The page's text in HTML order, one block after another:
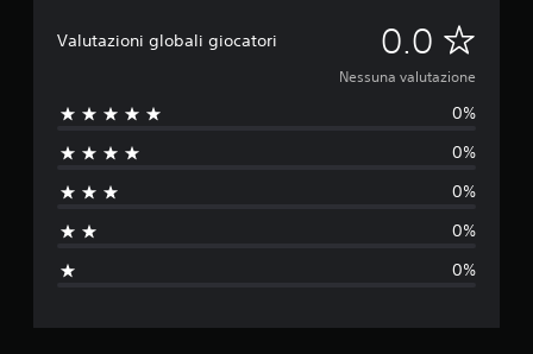
Valutazioni globali giocatori 0.0 N
e
n
Nessuna valutazione
0%
0%
0%
0%
0%